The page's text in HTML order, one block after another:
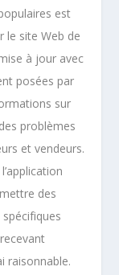
est
le site Web de
à jour avec
posées par
sur
problèmes
et vendeurs.
des
raisonnable.